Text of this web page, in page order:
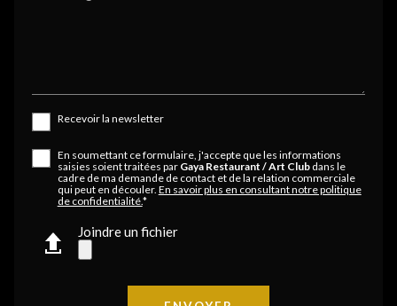
Recevoir la newsletter
En soumettant ce formulaire, j'accepte que les informations
saisies soient traitées par Gaya Restaurant / Art Clubdans le
cadre de ma demande de contact et de la relation commerciale
qui peut en découler. En savoir plus en consultant notre politique
de confidentialité.*
Joindre un fichier